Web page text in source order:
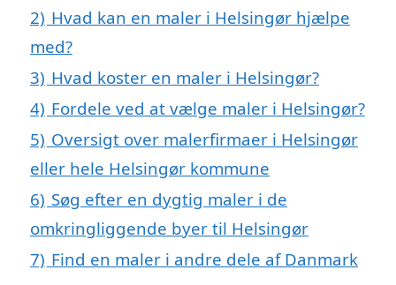
2) Hvad kan en maler i Helsingør hjælpe
med?
3) Hvad koster en maler i Helsingør?
4) Fordele ved at vælge maler i Helsingør?
5) Oversigt over malerfirmaer i Helsingør
eller hele Helsingør kommune
6) Søg efter en dygtig maler i de
omkringliggende byer til Helsingør
7) Find en maler i andre dele af Danmark